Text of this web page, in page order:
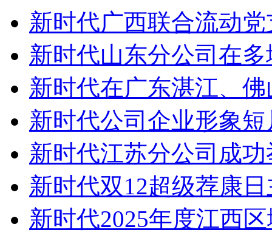
新时代广西联合流动
新时代山东分公司在
新时代在广东湛江、
新时代公司企业形象
新时代江苏分公司成
新时代双12超级荐康
新时代2025年度江西